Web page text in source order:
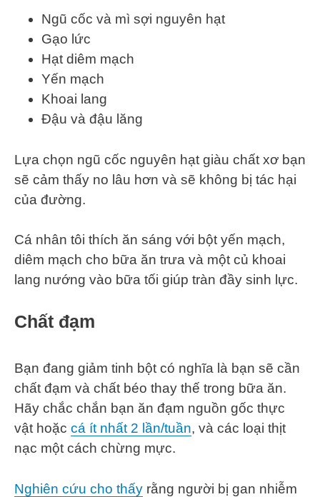
Ngũ cốc và mì sợi nguyên hạt
Gạo lức
Hạt diêm mạch
Yến mạch
Khoai lang
Đậu và đậu lăng
Lựa chọn ngũ cốc nguyên hạt giàu chất xơ bạn
sẽ cảm thấy no lâu hơn và sẽ không bị tác hại
của đường.
Cá nhân tôi thích ăn sáng với bột yến mạch,
diêm mạch cho bữa ăn trưa và một củ khoai
lang nướng vào bữa tối giúp tràn đầy sinh lực.
Chất đạm
Bạn đang giảm tinh bột có nghĩa là bạn sẽ cần
chất đạm và chất béo thay thế trong bữa ăn.
Hãy chắc chắn bạn ăn đạm nguồn gốc thực
vật hoặc cá ít nhất 2 lần/tuần, và các loại thịt
nạc một cách chừng mực.
Nghiên cứu cho thấy rằng người bị gan nhiễm